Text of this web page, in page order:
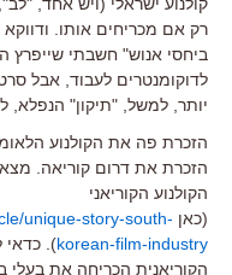
קולנוע ישראלי (ויש אחד,
רק אם מכריחים אותו.
ביחסי אנוש" חשבתי
לדוקומנטרים לעבוד, אבל
יותר, למשל, "תיקון" הנפלא,
הזכרת פה את הקולנוע
הזכרת את דרום קוריאה.
הקולנוע הקוריאני
(כאן unique-story-south-
korean-film-industry
הקוריאנית הכריחה את בעלי